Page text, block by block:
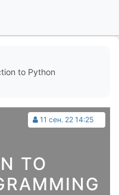
to Python
11 сен. 22 14:25
TO